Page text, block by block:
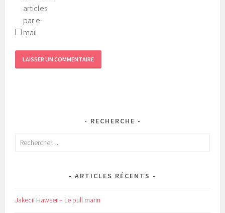
articles
par e-
mail.
RECHERCHE
Rechercher :
ARTICLES RÉCENTS
Jakecii Hawser – Le pull marin